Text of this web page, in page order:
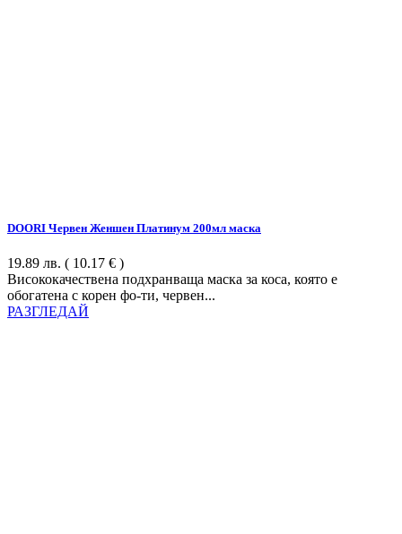
DOORI Червен Женшен Платинум 200мл маска
19.89 лв. ( 10.17 € )
Висококачествена подхранваща маска за коса, която е
обогатена с корен фо-ти, червен...
РАЗГЛЕДАЙ